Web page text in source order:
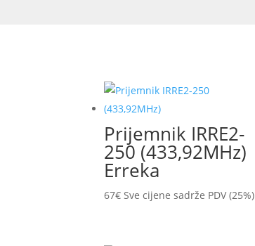
Prijemnik IRRE2-
250 (433,92MHz)
Erreka
67€ Sve cijene sadrže PDV (25%)